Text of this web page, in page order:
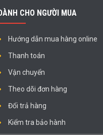
CHO NGƯỜI MUA
Hướng dẫn mua hàng online
Thanh toán
Vận chuyển
Theo dõi đơn hàng
Đổi trả hàng
Kiểm tra bảo hành